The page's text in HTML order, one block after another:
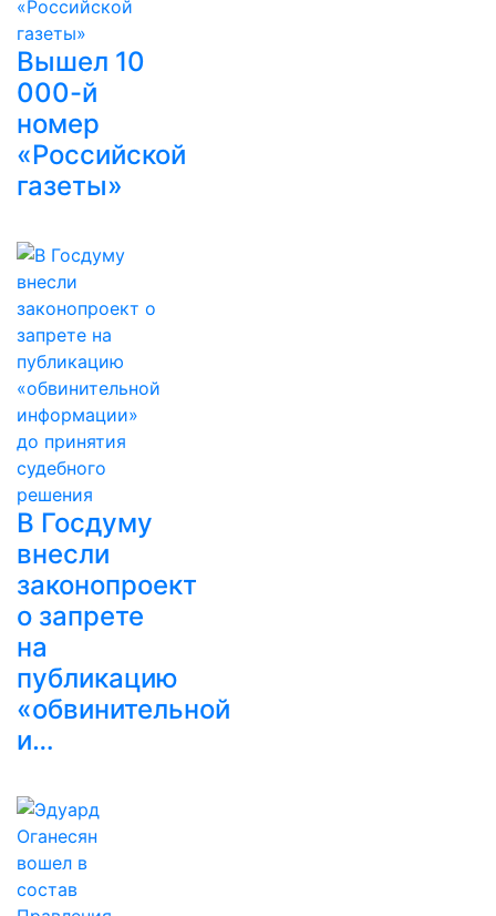
Вышел 10
000-й
номер
«Российской
газеты»
В Госдуму
внесли
законопроект
о запрете
на
публикацию
«обвинительной
и…